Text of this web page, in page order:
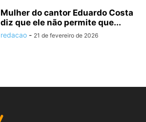
Mulher do cantor Eduardo Costa
diz que ele não permite que...
redacao - 21 de fevereiro de 2026